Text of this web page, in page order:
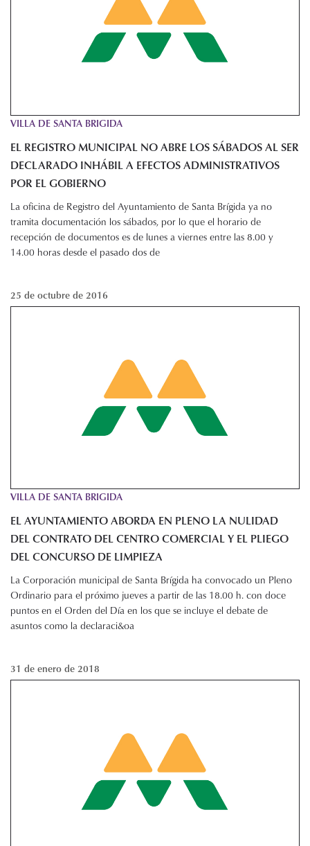
VILLA DE SANTA BRIGIDA
EL REGISTRO MUNICIPAL NO ABRE LOS SÁBADOS AL SER
DECLARADO INHÁBIL A EFECTOS ADMINISTRATIVOS
POR EL GOBIERNO
La oficina de Registro del Ayuntamiento de Santa Brígida ya no
tramita documentación los sábados, por lo que el horario de
recepción de documentos es de lunes a viernes entre las 8.00 y
14.00 horas desde el pasado dos de
25 de octubre de 2016
VILLA DE SANTA BRIGIDA
EL AYUNTAMIENTO ABORDA EN PLENO LA NULIDAD
DEL CONTRATO DEL CENTRO COMERCIAL Y EL PLIEGO
DEL CONCURSO DE LIMPIEZA
La Corporación municipal de Santa Brígida ha convocado un Pleno
Ordinario para el próximo jueves a partir de las 18.00 h. con doce
puntos en el Orden del Día en los que se incluye el debate de
asuntos como la declaraci&oa
31 de enero de 2018